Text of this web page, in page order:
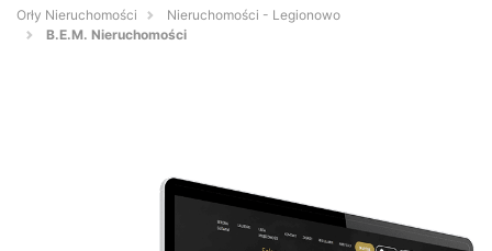
Orły Nieruchomości
Nieruchomości - Legionowo
B.E.M. Nieruchomości